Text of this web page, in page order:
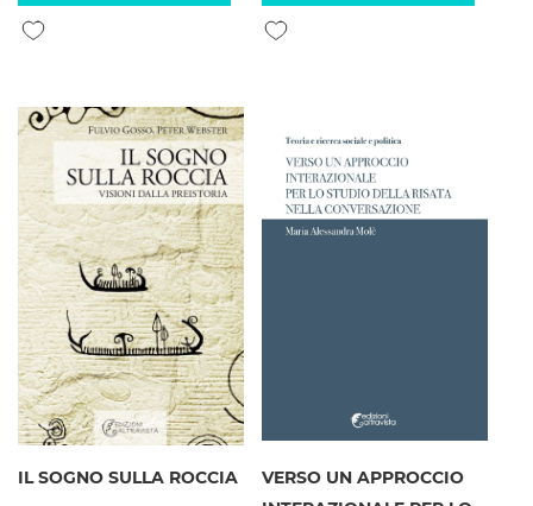
Aggiungi alla lista desideri Aggiungi alla lista desideri
IL SOGNO SULLA ROCCIA
VERSO UN APPROCCIO